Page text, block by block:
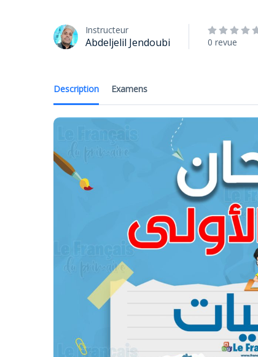
Instructeur
Abdeljelil Jendoubi 0 revue
Description Examens